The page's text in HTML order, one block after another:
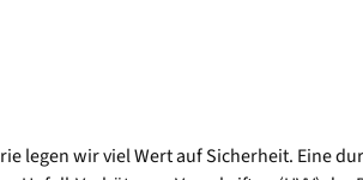
legen wir viel Wert auf Sicherheit.